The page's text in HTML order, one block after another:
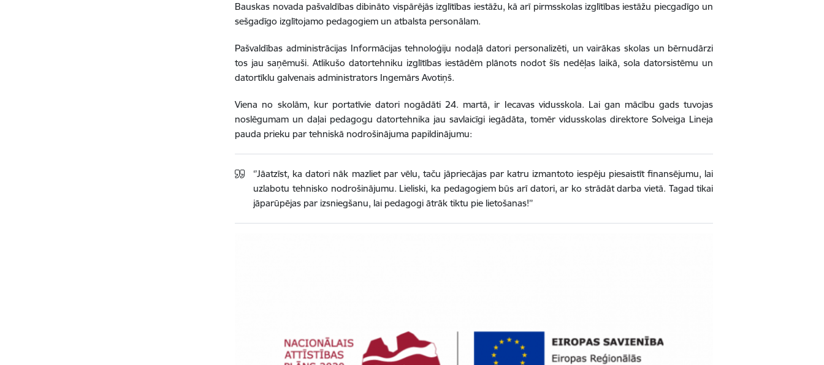
Bauskas novada pašvaldības dibināto vispārējās izglītības iestāžu, kā arī pirmsskolas izglītības iestāžu piecgadīgo un
sešgadīgo izglītojamo pedagogiem un atbalsta personālam.
Pašvaldības administrācijas Informācijas tehnoloģiju nodaļā datori personalizēti, un vairākas skolas un bērnudārzi
tos jau saņēmuši. Atlikušo datortehniku izglītības iestādēm plānots nodot šīs nedēļas laikā, sola datorsistēmu un
datortīklu galvenais administrators Ingemārs Avotiņš.
Viena no skolām, kur portatīvie datori nogādāti 24. martā, ir Iecavas vidusskola. Lai gan mācību gads tuvojas
noslēgumam un daļai pedagogu datortehnika jau savlaicīgi iegādāta, tomēr vidusskolas direktore Solveiga Lineja
pauda prieku par tehniskā nodrošinājuma papildinājumu:
‘’Jāatzīst, ka datori nāk mazliet par vēlu, taču jāpriecājas par katru izmantoto iespēju piesaistīt finansējumu, lai
uzlabotu tehnisko nodrošinājumu. Lieliski, ka pedagogiem būs arī datori, ar ko strādāt darba vietā. Tagad tikai
jāparūpējas par izsniegšanu, lai pedagogi ātrāk tiktu pie lietošanas!’’